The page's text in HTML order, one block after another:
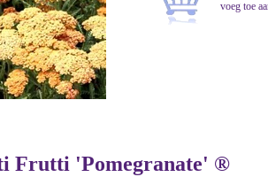
Frutti 'Pomegranate' ®